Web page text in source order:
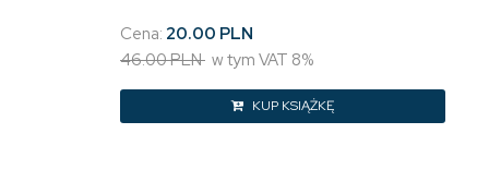
Cena: 20.00 PLN
46.00 PLN w tym VAT 8%
KUP KSIĄŻKĘ